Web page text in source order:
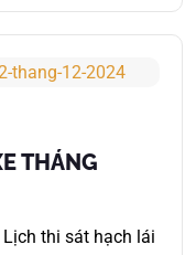
THÁNG
thi sát hạch lái